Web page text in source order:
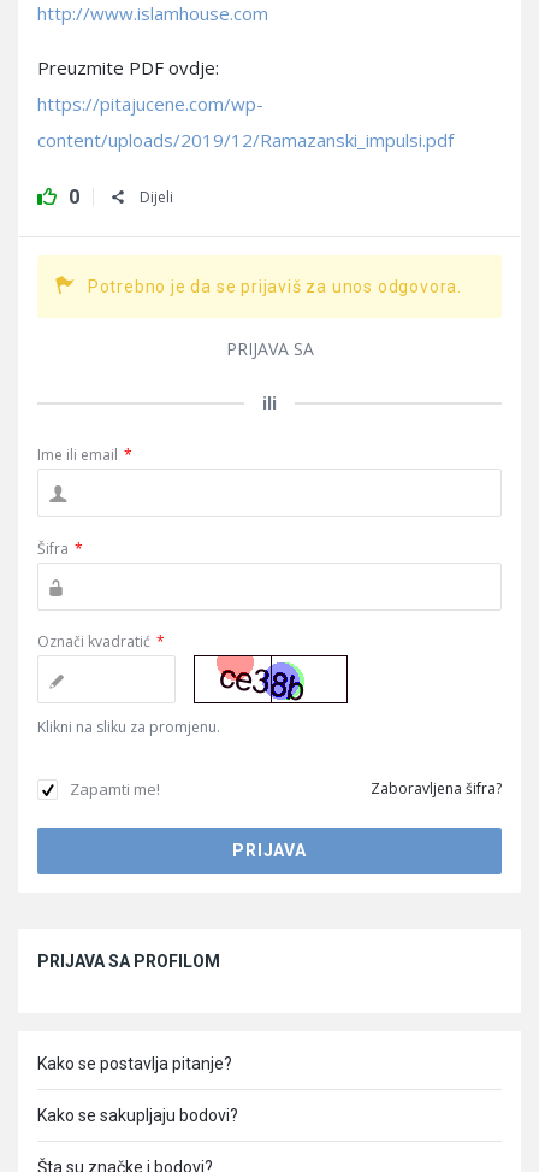
http://www.islamhouse.com
Preuzmite PDF ovdje:
https://pitajucene.com/wp-
content/uploads/2019/12/Ramazanski_impulsi.pdf
0 Dijeli
Potrebno je da se prijaviš za unos odgovora.
PRIJAVA SA
ili
Ime ili email *
Šifra *
Označi kvadratić *
Klikni na sliku za promjenu.
Zapamti me! Zaboravljena šifra?
PRIJAVA SA PROFILOM
Kako se postavlja pitanje?
Kako se sakupljaju bodovi?
Šta su značke i bodovi?